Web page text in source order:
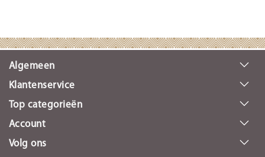
Algemeen
Klantenservice
Top categorieën
Account
Volg ons